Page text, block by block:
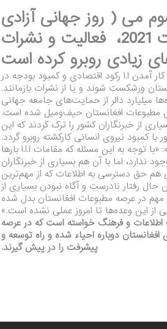
می ( روز جهانی آزادی
مطبوعات) می‌گوید که سقوط نظام در 15 اگست 2021، فعالیت و نشرات
زیادی روبرو کرده است
آمدن ا.ا رکود اقتصادی و کمبود بودجه در
ورشکست شوند و یا از نشرات بازمانند.
میلیارد دالر از حمایت‌های جامعه جهانی
مطبوعات افغانستان حیف‌و‌میل شده است.
از خبرنگاران کشور را ترک کردند که این
کمبود نیروی انسانی کارکشته روبرو گردد.
توجه به این مسئله که مقامات ا.ا.ا بارها
ندارد، اما با آن هم بسیاری از خبرنگاران
هم حق دسترسی به اطلاعات که از مهم‌ترین
رفتار نادرست و آگاه نبودن بسیاری از
مهم در عرصه مطبوعات افغانستان بدل شده
از این وعده‌ها تا امروز عملی نشده است.»
اطلاعات و فرهنگ خواسته است که در عرصه
دوباره احیاء شده و راه توسعه و
پیشرفت را در پیش گیرند.